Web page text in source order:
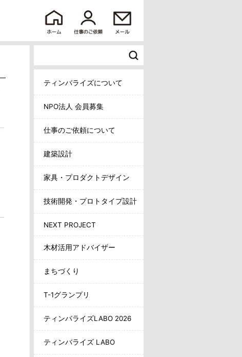
ティンバライズについて
NPO法人 会員募集
仕事のご依頼について
建築設計
家具・プロダクトデザイン
技術開発・プロトタイプ設計
NEXT PROJECT
木材活用アドバイザー
まちづくり
T-1グランプリ
ティンバライズLABO 2026
ティンバライズ LABO